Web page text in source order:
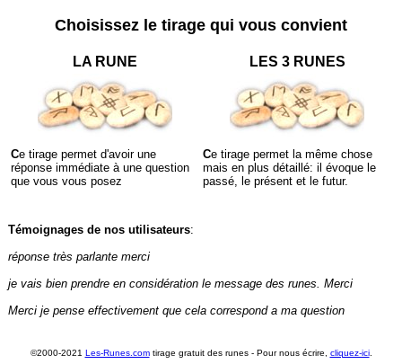
Choisissez le tirage qui vous convient
LA RUNE LES 3 RUNES
Ce tirage permet d'avoir une
réponse immédiate à une question
que vous vous posez
Ce tirage permet la même chose
mais en plus détaillé: il évoque le
passé, le présent et le futur.
Témoignages de nos utilisateurs:
réponse très parlante merci
je vais bien prendre en considération le message des runes. Merci
Merci je pense effectivement que cela correspond a ma question
©2000-2021 Les-Runes.comtirage gratuit des runes - Pour nous écrire, cliquez-ici.